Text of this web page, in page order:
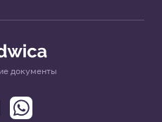
документы